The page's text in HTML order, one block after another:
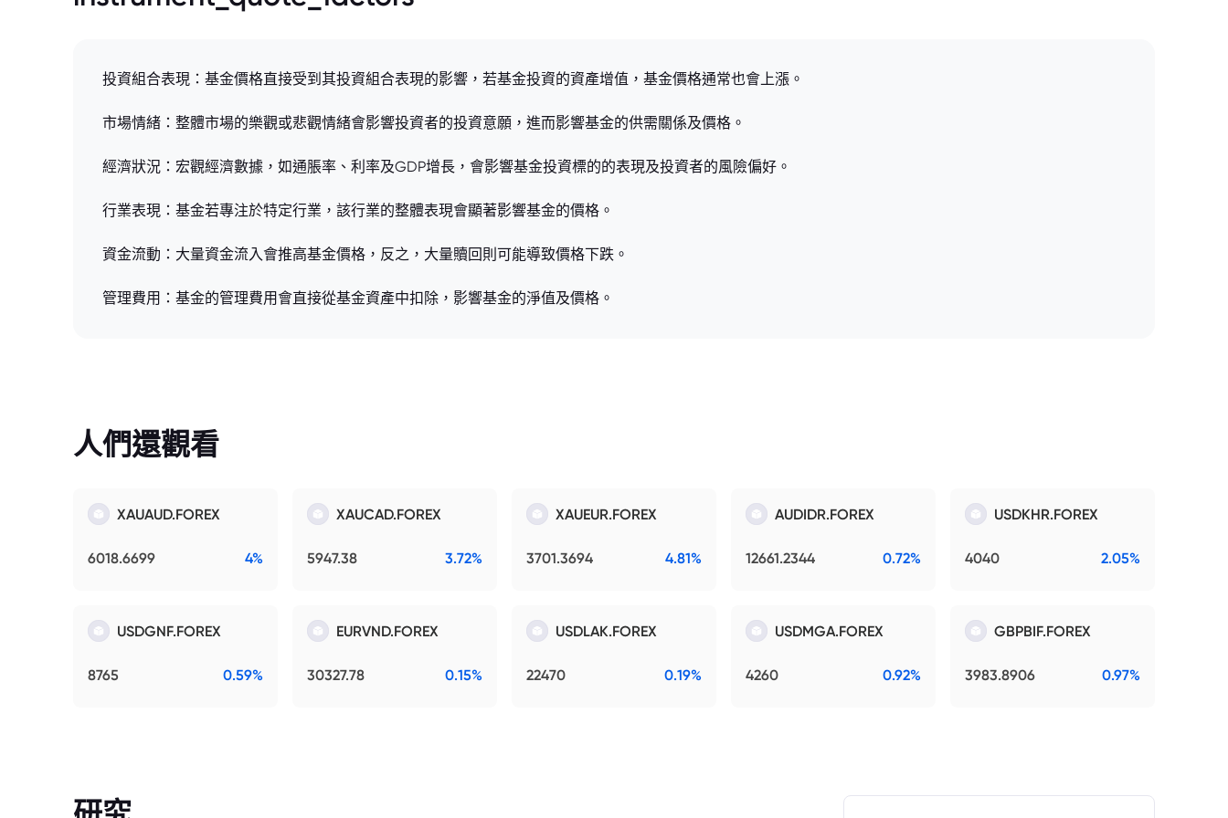
投資組合表現：基金價格直接受到其投資組合表現的影響，若基金投資的資產增值，基金價格通常也會上漲。
市場情緒：整體市場的樂觀或悲觀情緒會影響投資者的投資意願，進而影響基金的供需關係及價格。
經濟狀況：宏觀經濟數據，如通脹率、利率及GDP增長，會影響基金投資標的的表現及投資者的風險偏好。
行業表現：基金若專注於特定行業，該行業的整體表現會顯著影響基金的價格。
資金流動：大量資金流入會推高基金價格，反之，大量贖回則可能導致價格下跌。
管理費用：基金的管理費用會直接從基金資產中扣除，影響基金的淨值及價格。
人們還觀看
XAUAUD.FOREX
6018.6699 4%
XAUCAD.FOREX
5947.38 3.72%
XAUEUR.FOREX
3701.3694 4.81%
AUDIDR.FOREX
12661.2344 0.72%
USDKHR.FOREX
4040 2.05%
USDGNF.FOREX
8765 0.59%
EURVND.FOREX
30327.78 0.15%
USDLAK.FOREX
22470 0.19%
USDMGA.FOREX
4260 0.92%
GBPBIF.FOREX
3983.8906 0.97%